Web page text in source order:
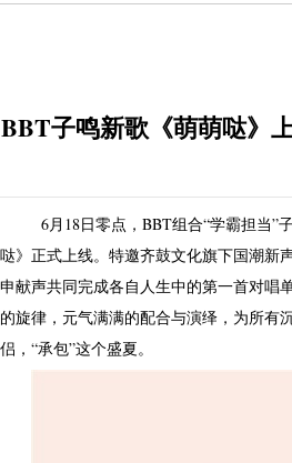
BBT子鸣新歌《萌萌哒》
6月18日零点，BBT组合“学霸担当”
哒》正式上线。特邀齐鼓文化旗下国潮新
申献声共同完成各自人生中的第一首对唱
的旋律，元气满满的配合与演绎，为所有
侣，“承包”这个盛夏。